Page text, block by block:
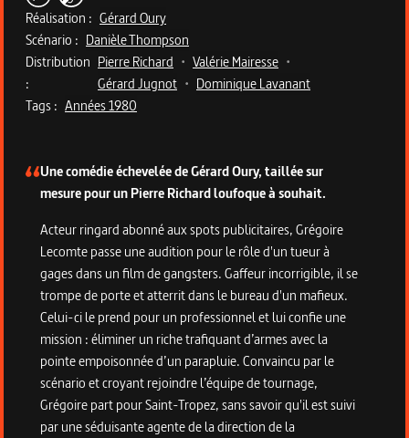
Réalisation : Gérard Oury
Scénario : Danièle Thompson
Distribution
:
Pierre Richard • Valérie Mairesse •
Gérard Jugnot • Dominique Lavanant
Tags : Années 1980
Une comédie échevelée de Gérard Oury, taillée sur
mesure pour un Pierre Richard loufoque à souhait.
Acteur ringard abonné aux spots publicitaires, Grégoire
Lecomte passe une audition pour le rôle d'un tueur à
gages dans un film de gangsters. Gaffeur incorrigible, il se
trompe de porte et atterrit dans le bureau d'un mafieux.
Celui-ci le prend pour un professionnel et lui confie une
mission : éliminer un riche trafiquant d’armes avec la
pointe empoisonnée d’un parapluie. Convaincu par le
scénario et croyant rejoindre l’équipe de tournage,
Grégoire part pour Saint-Tropez, sans savoir qu'il est suivi
par une séduisante agente de la direction de la